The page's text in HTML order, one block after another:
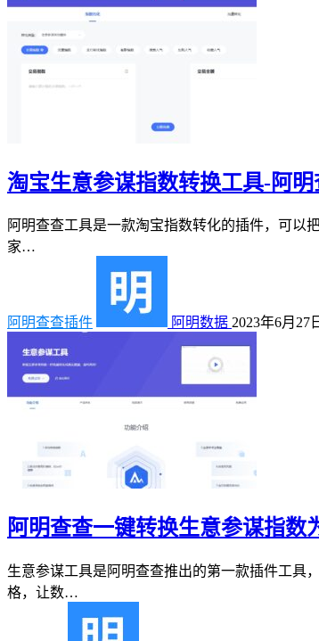
淘宝生意参谋指数转换工具-阿
阿明查查工具是一款淘宝指数转化的插件，可以
家…
阿明查查插件 阿明数据 2023年6月27
阿明查查一键转换生意参谋指数
生意参谋工具是阿明查查推出的第一款插件工具
格，让数…